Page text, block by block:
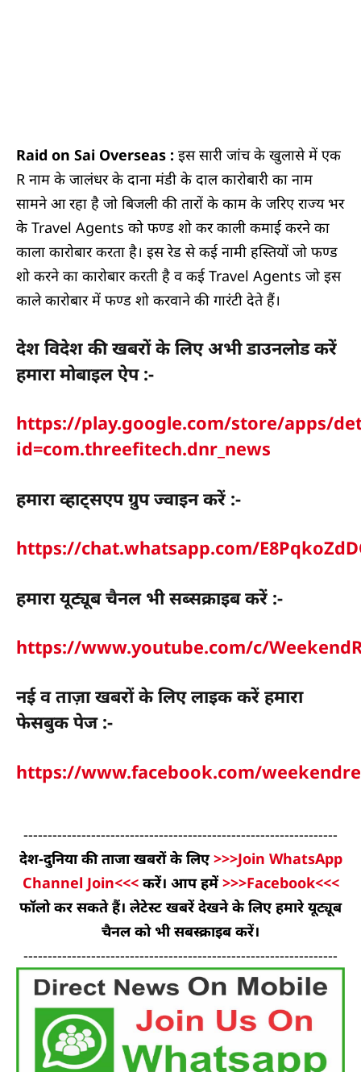
Raid on Sai Overseas : इस सारी जांच के खुलासे में एक
R नाम के जालंधर के दाना मंडी के दाल कारोबारी का नाम
सामने आ रहा है जो बिजली की तारों के काम के जरिए राज्य भर
के Travel Agents को फण्ड शो कर काली कमाई करने का
काला कारोबार करता है। इस रेड से कई नामी हस्तियों जो फण्ड
शो करने का कारोबार करती है व कई Travel Agents जो इस
काले कारोबार में फण्ड शो करवाने की गारंटी देते हैं।
देश विदेश की खबरों के लिए अभी डाउनलोड करें
हमारा मोबाइल ऐप :-
https://play.google.com/store/apps/
id=com.threefitech.dnr_news
हमारा व्हाट्सएप ग्रुप ज्वाइन करें :-
https://chat.whatsapp.com/
हमारा यूट्यूब चैनल भी सब्सक्राइब करें :-
https://www.youtube.com/c/
नई व ताज़ा खबरों के लिए लाइक करें हमारा
फेसबुक पेज :-
https://www.facebook.com/
-----------------------------------------------------------------
देश-दुनिया की ताजा खबरों के लिए>>>Join WhatsApp
Channel Join<<< करें। आप हमें>>>Facebook<<<
फॉलो कर सकते हैं। लेटेस्ट खबरें देखने के लिए हमारे यूट्यूब
चैनल को भी सबस्क्राइब करें।
-----------------------------------------------------------------